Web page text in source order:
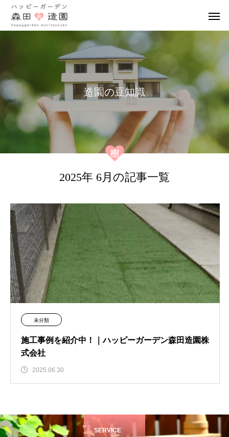
造園の豆知識
2025年 6月の記事一覧
未分類
施工事例を紹介中！｜ハッピーガーデン森田造園株
式会社
2025.06.30
SERVICE